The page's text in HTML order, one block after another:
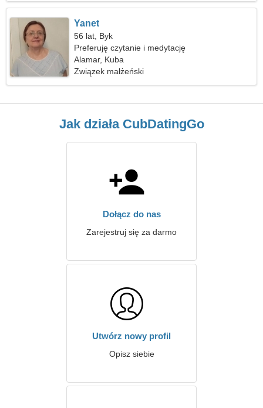
Yanet
56 lat, Byk
Preferuję czytanie i medytację
Alamar, Kuba
Związek małżeński
Jak działa CubDatingGo
Dołącz do nas
Zarejestruj się za darmo
Utwórz nowy profil
Opisz siebie